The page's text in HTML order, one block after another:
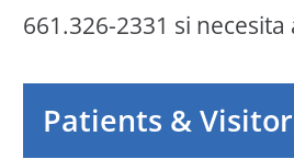
661.326-2331 si necesita
Patients &